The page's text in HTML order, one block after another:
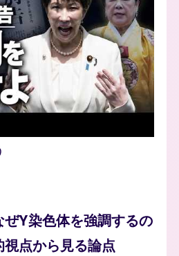
Y染色体を強調するの
点から見る論点